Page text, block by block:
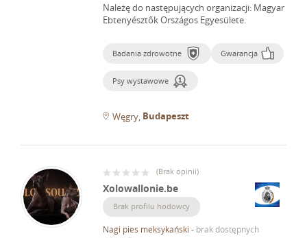
Należę do następujących organizacji: Magyar
Ebtenyésztők Országos Egyesülete.
Badania zdrowotne Gwarancja
Psy wystawowe
Węgry Budapeszt
(Brak opinii)
Xolowallonie.be
Brak profilu hodowcy
Nagi pies meksykański - brak dostępnych